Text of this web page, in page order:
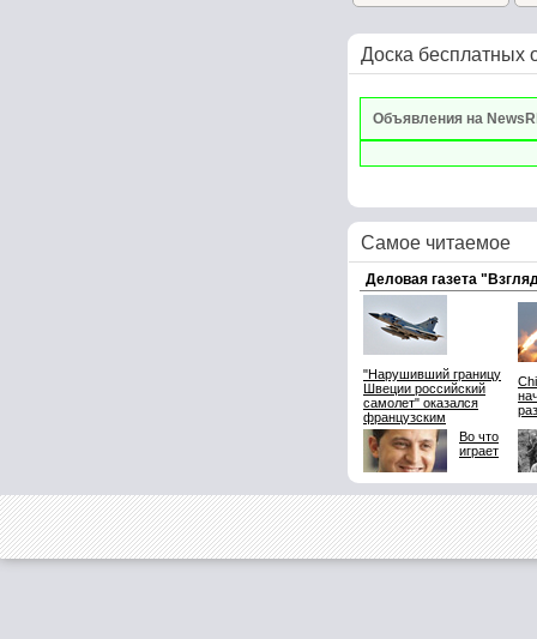
Доска бесплатных
Объявления на
Самое читаемое